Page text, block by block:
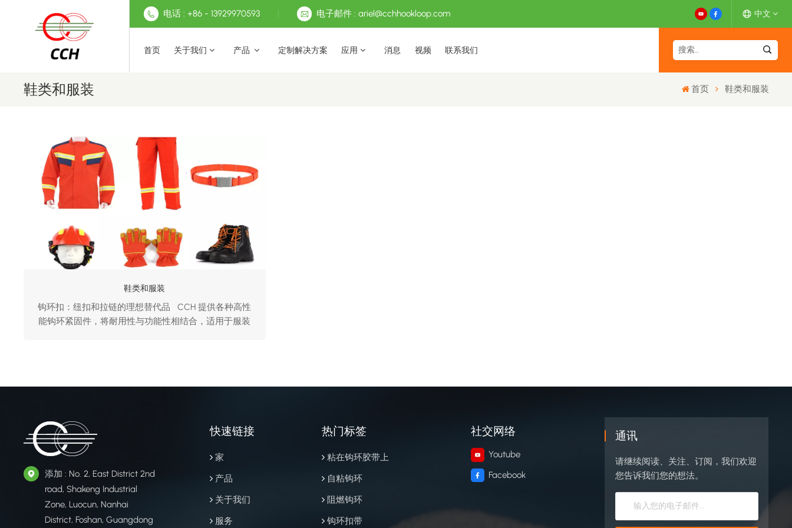
电话 : +86 - 13929970593 电子邮件 : ariel@cchhookloop.com 中文
English
首页 关于我们 产品 定制解决方案 应用 消息 视频 联系我们
鞋类和服装 首页 鞋类和服装
鞋类和服装
钩环扣：纽扣和拉链的理想替代品 CCH 提供各种高性
能钩环紧固件，将耐用性与功能性相结合，适用于服装
添加 : No. 2, East District 2nd
road, Shakeng Industrial
Zone, Luocun, Nanhai
District, Foshan, Guangdong
快速链接
家
产品
关于我们
服务
热门标签
粘在钩环胶带上
自粘钩环
阻燃钩环
钩环扣带
社交网络
Youtube
Facebook
通讯
请继续阅读、关注、订阅，我们欢迎
您告诉我们您的想法。